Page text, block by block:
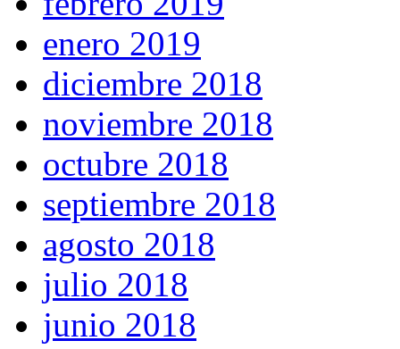
enero 2019
diciembre 2018
noviembre 2018
octubre 2018
septiembre 2018
agosto 2018
julio 2018
junio 2018